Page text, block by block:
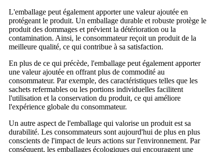
L'emballage peut également apporter une valeur ajoutée en
protégeant le produit. Un emballage durable et robuste protège le
produit des dommages et prévient la détérioration ou la
contamination. Ainsi, le consommateur reçoit un produit de la
meilleure qualité, ce qui contribue à sa satisfaction.
En plus de ce qui précède, l'emballage peut également apporter
une valeur ajoutée en offrant plus de commodité au
consommateur. Par exemple, des caractéristiques telles que les
sachets refermables ou les portions individuelles facilitent
l'utilisation et la conservation du produit, ce qui améliore
l'expérience globale du consommateur.
Un autre aspect de l'emballage qui valorise un produit est sa
durabilité. Les consommateurs sont aujourd'hui de plus en plus
conscients de l'impact de leurs actions sur l'environnement. Par
conséquent, les emballages écologiques qui encouragent une